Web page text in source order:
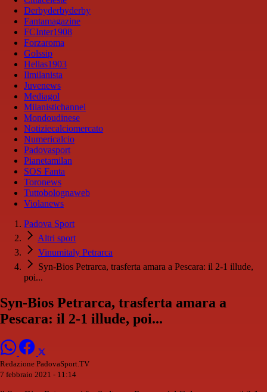
Derbyderbyderby
Fantamagazine
FCInter1908
Forzaroma
Golssip
Hellas1903
Ilmilanista
Juvenews
Mediagol
Milanistichannel
Mondoudinese
Notiziecalciomercato
Numericalcio
Padovasport
Pianetamilan
SOS Fanta
Toronews
Tuttobolognaweb
Violanews
Padova Sport
Altri sport
Vinumitaly Petrarca
Syn-Bios Petrarca, trasferta amara a Pescara: il 2-1 illude,
poi...
Syn-Bios Petrarca, trasferta amara a
Pescara: il 2-1 illude, poi...
Redazione PadovaSport.TV
7 febbraio 2021 - 11:14